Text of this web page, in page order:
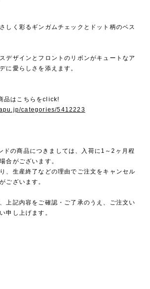
しく彩るギンガムチェックとドット柄のベス
デザインとフロントのリボンがキュートなア
に愛らしさを添えます。
品はこちらをclick!
categories/5412223
の商品につきましては、入荷に1～2ヶ月程
合がございます。
、生産終了などの理由でご注文をキャンセル
ございます。
上記内容をご確認・ご了承のうえ、ご注文い
申し上げます。